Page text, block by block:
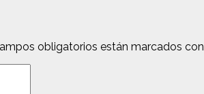
obligatorios están marcados con